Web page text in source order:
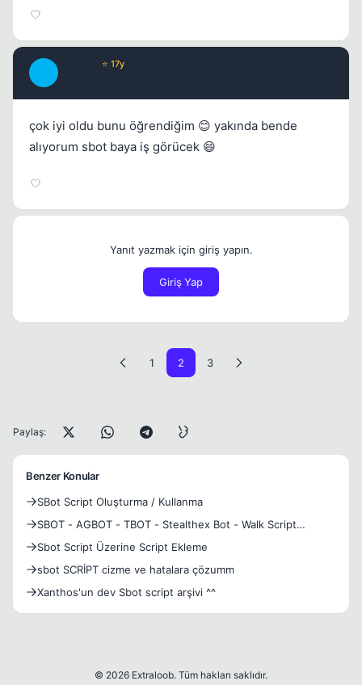
⭐ 17y
çok iyi oldu bunu öğrendiğim 😊 yakında bende
alıyorum sbot baya iş görücek 😄
Yanıt yazmak için giriş yapın.
Giriş Yap
1 2 3
Paylaş:
Benzer Konular
SBot Script Oluşturma / Kullanma
SBOT - AGBOT - TBOT - Stealthex Bot - Walk Script
Oluşturma
Sbot Script Üzerine Script Ekleme
sbot SCRİPT cizme ve hatalara çözumm
Xanthos'un dev Sbot script arşivi ^^
© 2026 Extraloob. Tüm hakları saklıdır.